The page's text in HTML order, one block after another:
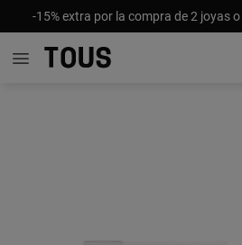
-15% extra por la compra de 2 joyas